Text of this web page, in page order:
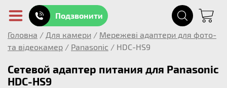
Подзвонити
Головна / Для камери / Мережеві адаптери для фото-
та відеокамер / Panasonic / HDC-HS9
Сетевой адаптер питания для Panasonic
HDC-HS9